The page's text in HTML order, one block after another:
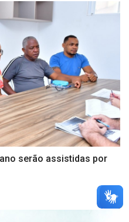
serão assistidas por